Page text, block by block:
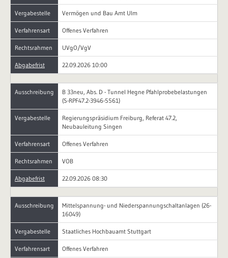
Vergabestelle Vermögen und Bau Amt Ulm
Verfahrensart Offenes Verfahren
Rechtsrahmen UVgO/VgV
Abgabefrist 22.09.2026 10:00
Ausschreibung
B 33neu, Abs. D - Tunnel Hegne Pfahlprobebelastungen
(S-RPF47.2-3946-5561)
Vergabestelle
Regierungspräsidium Freiburg, Referat 47.2,
Neubauleitung Singen
Verfahrensart Offenes Verfahren
Rechtsrahmen VOB
Abgabefrist 22.09.2026 08:30
Ausschreibung
Mittelspannung- und Niederspannungschaltanlagen (26-
16049)
Vergabestelle Staatliches Hochbauamt Stuttgart
Verfahrensart Offenes Verfahren